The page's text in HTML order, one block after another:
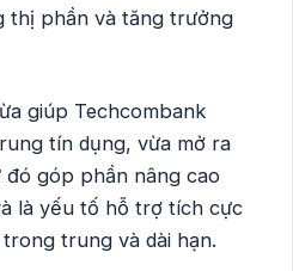
thị phần và tăng trưởng
giúp Techcombank
tín dụng, vừa mở ra
góp phần nâng cao
là yếu tố hỗ trợ tích cực
trong trung và dài hạn.